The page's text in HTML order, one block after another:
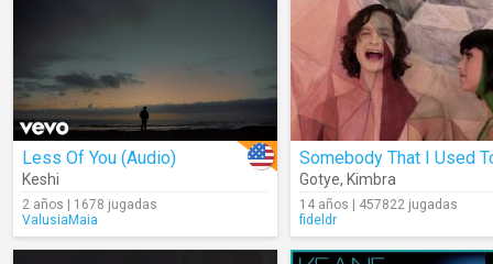
Less Of You (Audio)
Keshi
2 años | 1678 jugadas
ValusiaMaia
Gotye, Kimbra
14 años | 457822 jugadas
fideldr